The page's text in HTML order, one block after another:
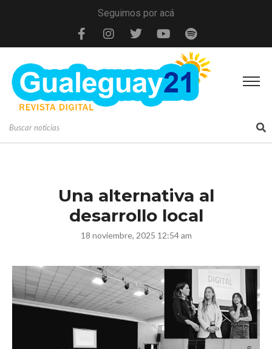
Seguimos por acá
Una alternativa al
desarrollo local
18 noviembre, 2025 12:54 am